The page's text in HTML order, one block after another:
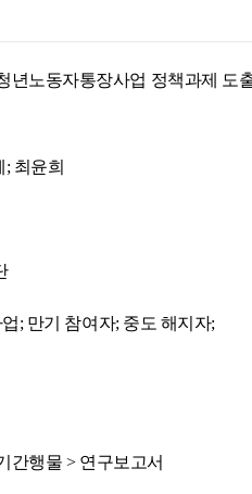
년노동자통장사업 정책과제 도
최윤희
; 만기 참여자; 중도 해지자;
간행물 > 연구보고서